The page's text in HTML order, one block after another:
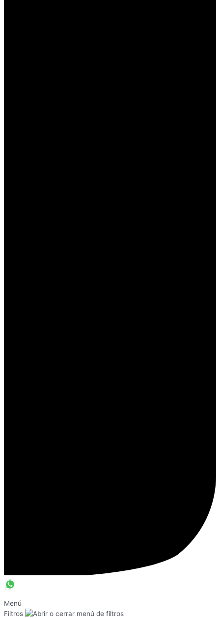
Menú
Filtros